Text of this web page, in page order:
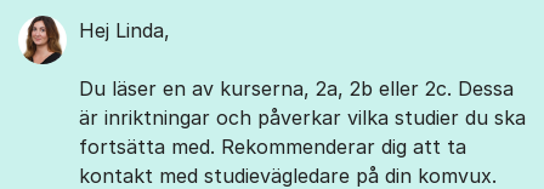
Hej Linda,
Du läser en av kurserna, 2a, 2b eller 2c. Dessa
är inriktningar och påverkar vilka studier du ska
fortsätta med. Rekommenderar dig att ta
kontakt med studievägledare på din komvux.